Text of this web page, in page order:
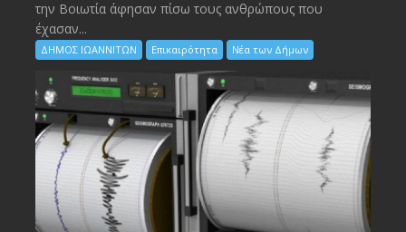
την Bοιωτία άφησαν πίσω τους ανθρώπους που
έχασαν...
ΔΗΜΟΣ ΙΩΑΝΝΙΤΩΝ Επικαιρότητα Νέα των Δήμων